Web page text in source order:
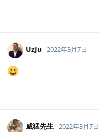
UzJu 2022年3月7日
威猛先生 2022年3月7日